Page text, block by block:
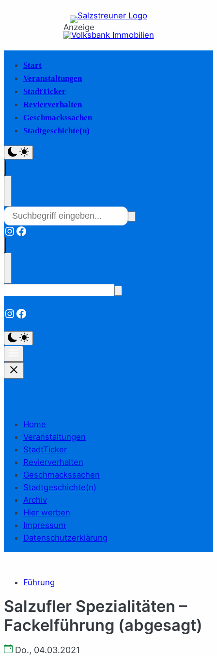
Anzeige
Start
Veranstaltungen
StadtTicker
Revierverhalten
Geschmackssachen
Stadtgeschichte(n)
Instagram
Facebook
Instagram
Facebook
Home
Veranstaltungen
StadtTicker
Revierverhalten
Geschmackssachen
Stadtgeschichte(n)
Archiv
Hier werben
Impressum
Datenschutzerklärung
Führung
Salzufler Spezialitäten –
Fackelführung (abgesagt)
Do., 04.03.2021